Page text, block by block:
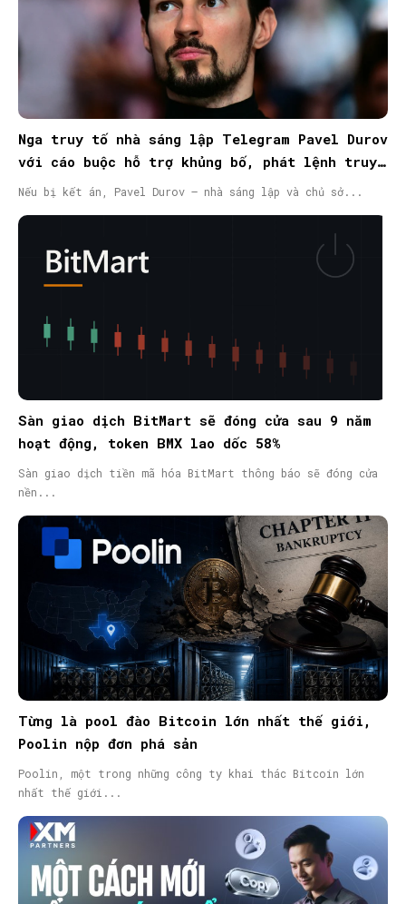
Nga truy tố nhà sáng lập Telegram Pavel Durov
với cáo buộc hỗ trợ khủng bố, phát lệnh truy
nã quốc tế
Nếu bị kết án, Pavel Durov – nhà sáng lập và chủ sở...
Sàn giao dịch BitMart sẽ đóng cửa sau 9 năm
hoạt động, token BMX lao dốc 58%
Sàn giao dịch tiền mã hóa BitMart thông báo sẽ đóng cửa
nền...
Từng là pool đào Bitcoin lớn nhất thế giới,
Poolin nộp đơn phá sản
Poolin, một trong những công ty khai thác Bitcoin lớn
nhất thế giới...